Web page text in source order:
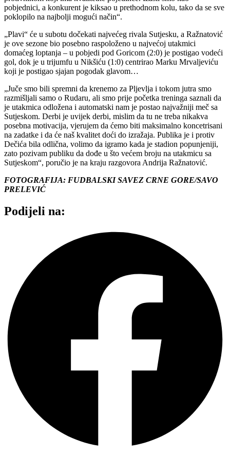
pobjednici, a konkurent je kiksao u prethodnom kolu, tako da se sve
poklopilo na najbolji mogući način“.
„Plavi“ će u subotu dočekati najvećeg rivala Sutjesku, a Ražnatović
je ove sezone bio posebno raspoloženo u najvećoj utakmici
domaćeg loptanja – u pobjedi pod Goricom (2:0) je postigao vodeći
gol, dok je u trijumfu u Nikšiću (1:0) centrirao Marku Mrvaljeviću
koji je postigao sjajan pogodak glavom…
„Juče smo bili spremni da krenemo za Pljevlja i tokom jutra smo
razmišljali samo o Rudaru, ali smo prije početka treninga saznali da
je utakmica odložena i automatski nam je postao najvažniji meč sa
Sutjeskom. Derbi je uvijek derbi, mislim da tu ne treba nikakva
posebna motivacija, vjerujem da ćemo biti maksimalno koncetrisani
na zadatke i da će naš kvalitet doći do izražaja. Publika je i protiv
Dečića bila odlična, volimo da igramo kada je stadion popunjeniji,
zato pozivam publiku da dođe u što većem broju na utakmicu sa
Sutjeskom“, poručio je na kraju razgovora Andrija Ražnatović.
FOTOGRAFIJA: FUDBALSKI SAVEZ CRNE GORE/SAVO
PRELEVIĆ
Podijeli na: